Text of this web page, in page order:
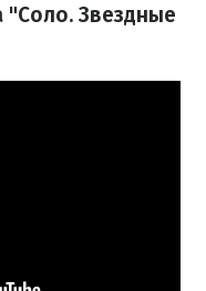
"Соло. Звездные